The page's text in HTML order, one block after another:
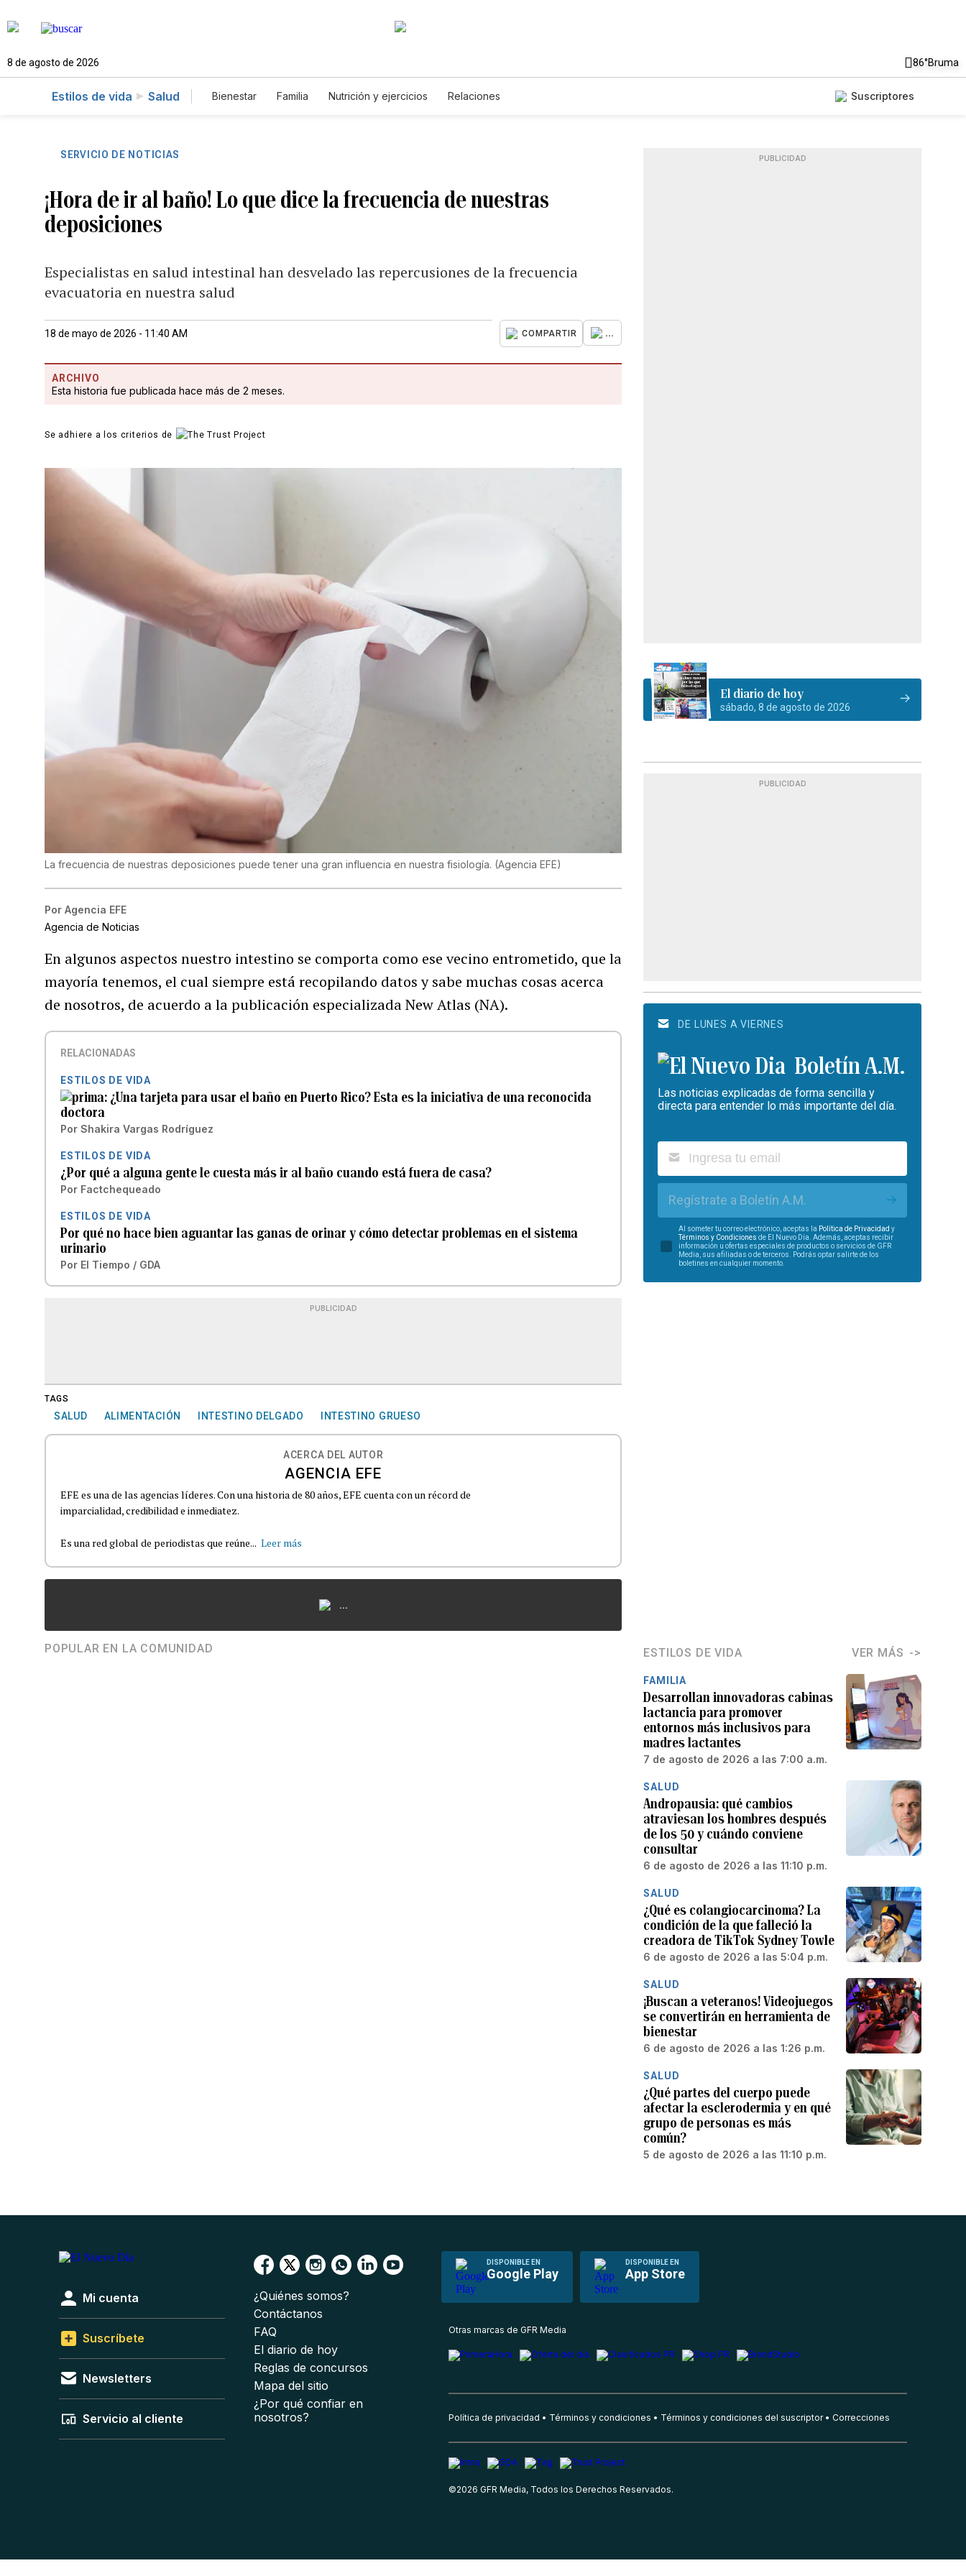
8 de agosto de 2026 86°Bruma
Estilos de vida Salud Bienestar Familia Nutrición y ejercicios Relaciones Suscriptores
SERVICIO DE NOTICIAS
¡Hora de ir al baño! Lo que dice la frecuencia de nuestras
deposiciones
Especialistas en salud intestinal han desvelado las repercusiones de la frecuencia
evacuatoria en nuestra salud
18 de mayo de 2026 - 11:40 AM COMPARTIR ...
ARCHIVO
Esta historia fue publicada hace más de 2 meses.
Se adhiere a los criterios de
La frecuencia de nuestras deposiciones puede tener una gran influencia en nuestra fisiología. (Agencia EFE)
Por Agencia EFE
Agencia de Noticias
En algunos aspectos nuestro intestino se comporta como ese vecino entrometido, que la
mayoría tenemos, el cual siempre está recopilando datos y sabe muchas cosas acerca
de nosotros, de acuerdo a la publicación especializada New Atlas (NA).
RELACIONADAS
ESTILOS DE VIDA
¿Una tarjeta para usar el baño en Puerto Rico? Esta es la iniciativa de una reconocida
doctora
Por Shakira Vargas Rodríguez
ESTILOS DE VIDA
¿Por qué a alguna gente le cuesta más ir al baño cuando está fuera de casa?
Por Factchequeado
ESTILOS DE VIDA
Por qué no hace bien aguantar las ganas de orinar y cómo detectar problemas en el sistema
urinario
Por El Tiempo / GDA
PUBLICIDAD
TAGS
SALUD ALIMENTACIÓN INTESTINO DELGADO INTESTINO GRUESO
ACERCA DEL AUTOR
AGENCIA EFE
EFE es una de las agencias líderes. Con una historia de 80 años, EFE cuenta con un récord de
imparcialidad, credibilidad e inmediatez.
Es una red global de periodistas que reúne... Leer más
...
POPULAR EN LA COMUNIDAD
PUBLICIDAD
El diario de hoy
sábado, 8 de agosto de 2026
PUBLICIDAD
DE LUNES A VIERNES
Boletín A.M.
Las noticias explicadas de forma sencilla y
directa para entender lo más importante del día.
Regístrate a Boletín A.M.
Al someter tu correo electrónico, aceptas la Política de Privacidad y
Términos y Condiciones de El Nuevo Día. Además, aceptas recibir
información u ofertas especiales de productos o servicios de GFR
Media, sus afiliadas o de terceros. Podrás optar salirte de los
boletines en cualquier momento.
ESTILOS DE VIDA VER MÁS
FAMILIA
Desarrollan innovadoras cabinas
lactancia para promover
entornos más inclusivos para
madres lactantes
7 de agosto de 2026 a las 7:00 a.m.
SALUD
Andropausia: qué cambios
atraviesan los hombres después
de los 50 y cuándo conviene
consultar
6 de agosto de 2026 a las 11:10 p.m.
SALUD
¿Qué es colangiocarcinoma? La
condición de la que falleció la
creadora de TikTok Sydney Towle
6 de agosto de 2026 a las 5:04 p.m.
SALUD
¡Buscan a veteranos! Videojuegos
se convertirán en herramienta de
bienestar
6 de agosto de 2026 a las 1:26 p.m.
SALUD
¿Qué partes del cuerpo puede
afectar la esclerodermia y en qué
grupo de personas es más
común?
5 de agosto de 2026 a las 11:10 p.m.
DISPONIBLE EN
Google Play
DISPONIBLE EN
App Store
Mi cuenta
Suscríbete
Newsletters
Servicio al cliente
¿Quiénes somos?
Contáctanos
FAQ
El diario de hoy
Reglas de concursos
Mapa del sitio
¿Por qué confiar en
nosotros?
Otras marcas de GFR Media
Política de privacidad Términos y condiciones Términos y condiciones del suscriptor Correcciones
©2026 GFR Media, Todos los Derechos Reservados.